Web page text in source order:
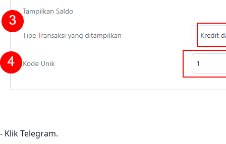
- Klik Telegram.